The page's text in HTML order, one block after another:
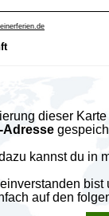
dieser
Adresse
kannst du in
auf den